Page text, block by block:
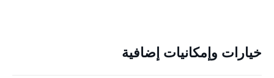
خيارات وإمكانيات إضافية